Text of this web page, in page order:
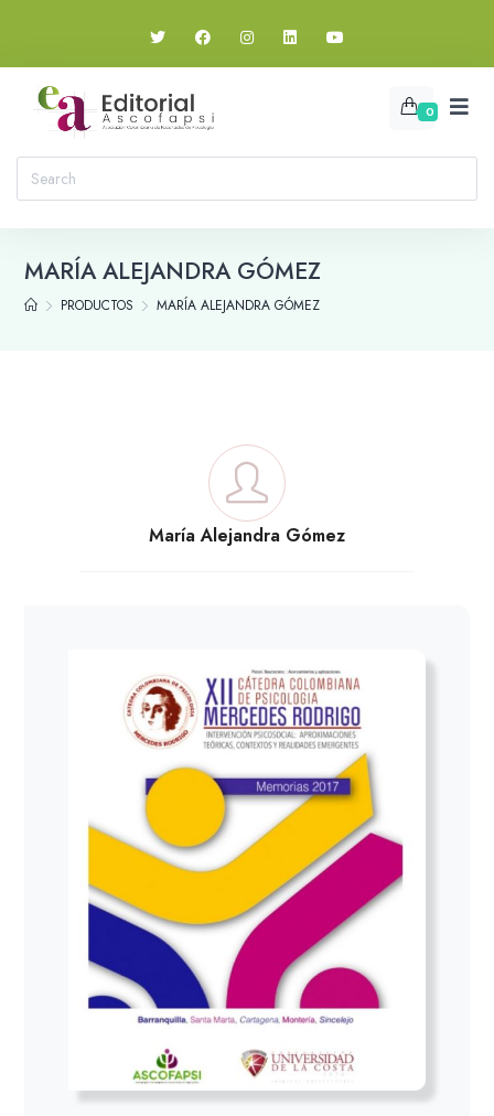
0
MARÍA ALEJANDRA GÓMEZ
PRODUCTOS MARÍA ALEJANDRA GÓMEZ
María Alejandra Gómez